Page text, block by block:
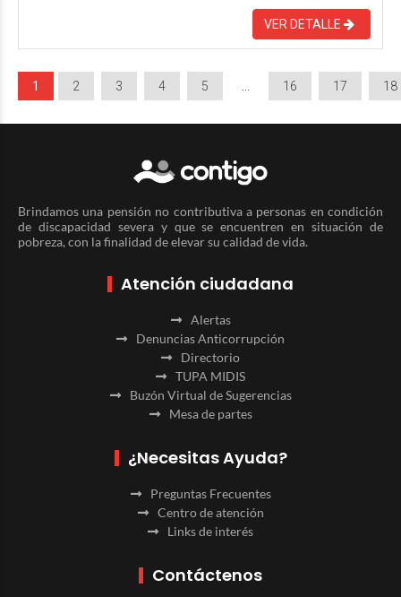
VER DETALLE
1 2 3 4 5 16 17 18
Brindamos una pensión no contributiva a personas en condición
de discapacidad severa y que se encuentren en situación de
pobreza, con la finalidad de elevar su calidad de vida.
Atención ciudadana
Alertas
Denuncias Anticorrupción
Directorio
TUPA MIDIS
Buzón Virtual de Sugerencias
Mesa de partes
¿Necesitas Ayuda?
Preguntas Frecuentes
Centro de atención
Links de interés
Contáctenos